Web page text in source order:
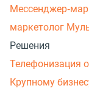
маркетолог
Решения
Телефонизация
Крупному